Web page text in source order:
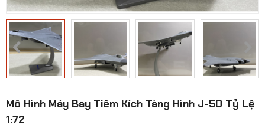
Tin tức
Liên hệ
Mô hình quân sự
​Mô Hình Máy Bay Tiêm Kích Tàng Hình J-50 Tỷ Lệ
1:72